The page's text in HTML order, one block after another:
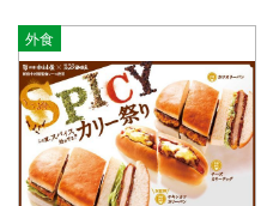
外食